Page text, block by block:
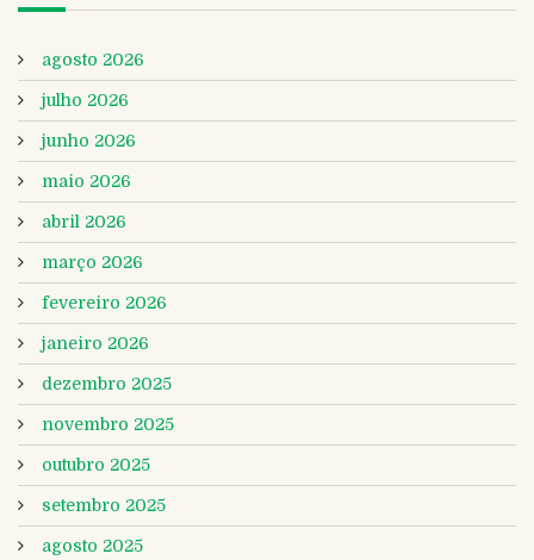
agosto 2026
julho 2026
junho 2026
maio 2026
abril 2026
março 2026
fevereiro 2026
janeiro 2026
dezembro 2025
novembro 2025
outubro 2025
setembro 2025
agosto 2025